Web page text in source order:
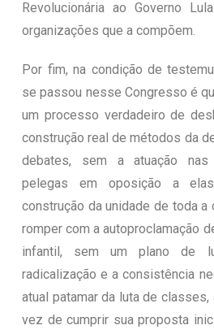
Revolucionária ao Governo
organizações que a compõem.
Por fim, na condição de
se passou nesse Congresso é
um processo verdadeiro de
construção real de métodos da
debates, sem a atuação
pelegas em oposição a
construção da unidade de toda
romper com a autoproclamação
infantil, sem um plano de
radicalização e a consistência
atual patamar da luta de classes,
vez de cumprir sua proposta